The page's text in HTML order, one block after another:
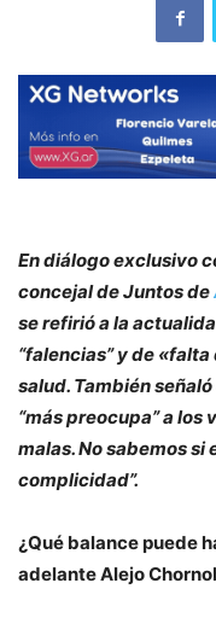
En diálogo exclusivo
concejal de Juntos de
se refirió a la
“falencias” y de
salud. También
“más preocupa” a los
malas. No sabemos si
complicidad”.
¿Qué balance puede
adelante Alejo